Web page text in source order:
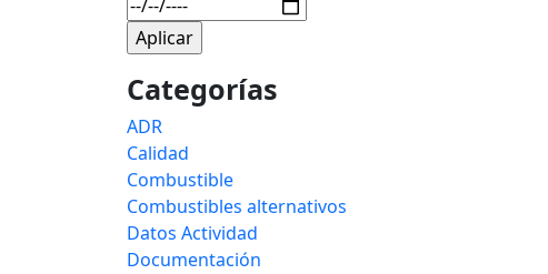
Categorías
ADR
Calidad
Combustible
Combustibles alternativos
Datos Actividad
Documentación